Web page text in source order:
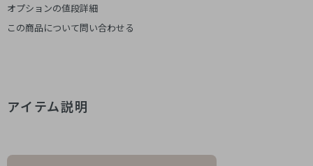
オプションの値段詳細
この商品について問い合わせる
アイテム説明